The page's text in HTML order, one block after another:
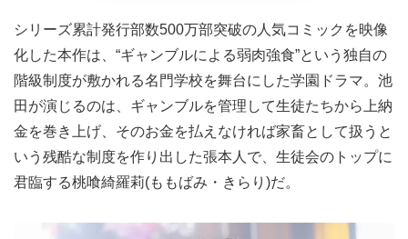
シリーズ累計発行部数500万部突破の人気コミックを映像
化した本作は、“ギャンブルによる弱肉強食”という独自の
階級制度が敷かれる名門学校を舞台にした学園ドラマ。池
田が演じるのは、ギャンブルを管理して生徒たちから上納
金を巻き上げ、そのお金を払えなければ家畜として扱うと
いう残酷な制度を作り出した張本人で、生徒会のトップに
君臨する桃喰綺羅莉(ももばみ・きらり)だ。